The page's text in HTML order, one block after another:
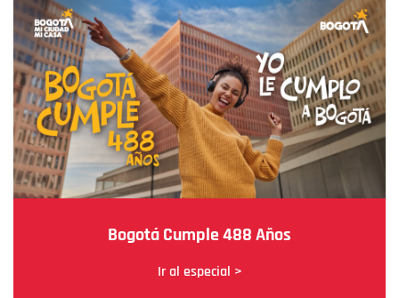
Bogotá Cumple 488 Años
Ir al especial >